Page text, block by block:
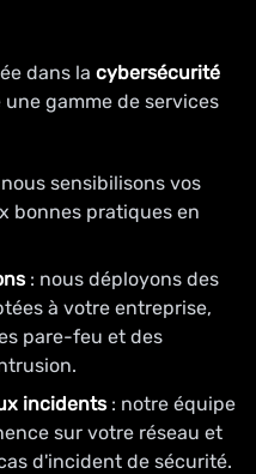
dans la cybersécurité
gamme de services
sensibilisons vos
bonnes pratiques en
: nous déployons des
à votre entreprise,
pare-feu et des
incidents: notre équipe
sur votre réseau et
d'incident de sécurité.